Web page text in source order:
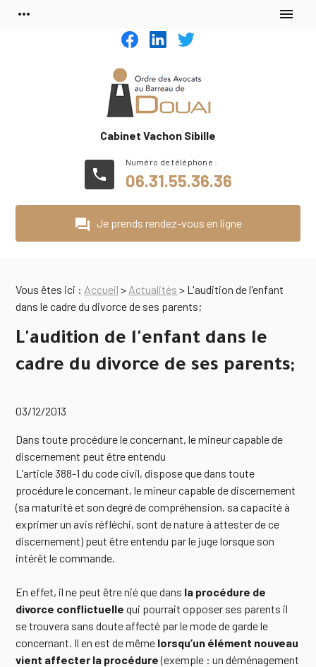
more_horiz menu
Cabinet Vachon Sibille
phone 06.31.55.36.36
question_answer Je prends rendez-vous en ligne
Vous êtes ici : Accueil > Actualités > L'audition de l'enfant
dans le cadre du divorce de ses parents;
L'audition de l'enfant dans le
cadre du divorce de ses parents;
03/12/2013
Dans toute procédure le concernant, le mineur capable de
discernement peut être entendu
L’article 388-1 du code civil, dispose que dans toute
procédure le concernant, le mineur capable de discernement
(sa maturité et son degré de compréhension, sa capacité à
exprimer un avis réfléchi, sont de nature à attester de ce
discernement) peut être entendu par le juge lorsque son
intérêt le commande.
En effet, il ne peut être nié que dans la procédure de
divorce conflictuelle qui pourrait opposer ses parents il
se trouvera sans doute affecté par le mode de garde le
concernant. Il en est de même lorsqu’un élément nouveau
vient affecter la procédure(exemple : un déménagement